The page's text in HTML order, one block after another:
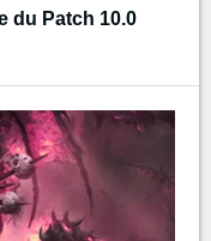
du Patch 10.0